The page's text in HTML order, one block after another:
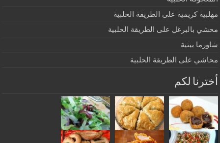
مهلبية كريمية على الطريقة الحلبية
محشي بالبرغل على الطريقة الحلبية
شاورما بيتية
محاشي على الطريقة الحلبية
أخترنا لكم